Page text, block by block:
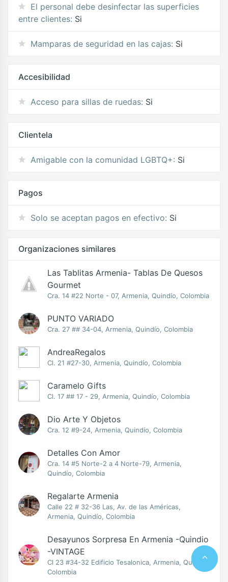
El personal debe desinfectar las superficies
entre clientes: Si
Mamparas de seguridad en las cajas: Si
Accesibilidad
Acceso para sillas de ruedas: Si
Clientela
Amigable con la comunidad LGBTQ+: Si
Pagos
Solo se aceptan pagos en efectivo: Si
Organizaciones similares
Las Tablitas Armenia- Tablas De Quesos
Gourmet
Cra. 14 #22 Norte - 07, Armenia, Quindío, Colombia
PUNTO VARIADO
Cra. 27 ## 34-04, Armenia, Quindío, Colombia
AndreaRegalos
Cl. 21 #27-30, Armenia, Quindío, Colombia
Caramelo Gifts
Cl. 17 ## 17 - 29, Armenia, Quindío, Colombia
Dio Arte Y Objetos
Cra. 12 #9-24, Armenia, Quindío, Colombia
Detalles Con Amor
Cra. 14 #5 Norte-2 a 4 Norte-79, Armenia,
Quindío, Colombia
Regalarte Armenia
Calle 22 # 32-36 Las, Av. de las Américas,
Armenia, Quindío, Colombia
Desayunos Sorpresa En Armenia -Quindio
-VINTAGE
Cl 23 #34-32 Edificio Tesalonica, Armenia, Quindío,
Colombia